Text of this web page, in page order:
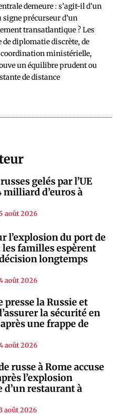
demeure : s’agit-il d’un
précurseur d’un
transatlantique ? Les
de diplomatie discrète, de
ministérielle,
un équilibre prudent ou
de distance
gelés par l’UE
milliard d’euros à
août 2026
l’explosion du port de
familles espèrent
longtemps
août 2026
presse la Russie et
la sécurité en
une frappe de
août 2026
russe à Rome accuse
l’explosion
restaurant à
août 2026